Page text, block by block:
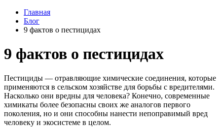
Главная
Блог
9 фактов о пестицидах
9 фактов о пестицидах
Пестициды — отравляющие химические соединения, которые
применяются в сельском хозяйстве для борьбы с вредителями.
Насколько они вредны для человека? Конечно, современные
химикаты более безопасны своих же аналогов первого
поколения, но и они способны нанести непоправимый вред
человеку и экосистеме в целом.